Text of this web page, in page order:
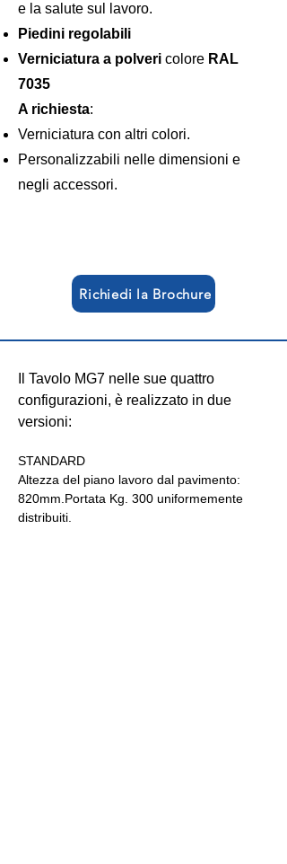
e la salute sul lavoro.
Piedini regolabili
Verniciatura a polveri colore RAL
7035
A richiesta:
Verniciatura con altri colori.
Personalizzabili nelle dimensioni e
negli accessori.
Richiedi la Brochure
Il Tavolo MG7 nelle sue quattro
configurazioni, è realizzato in due
versioni:
STANDARD
Altezza del piano lavoro dal pavimento:
820mm.Portata Kg. 300 uniformemente
distribuiti.